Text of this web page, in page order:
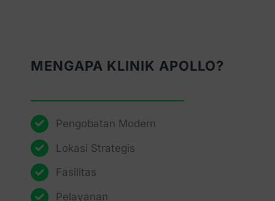
MENGAPA KLINIK APOLLO?
Pengobatan Modern
Lokasi Strategis
Fasilitas
Pelayanan